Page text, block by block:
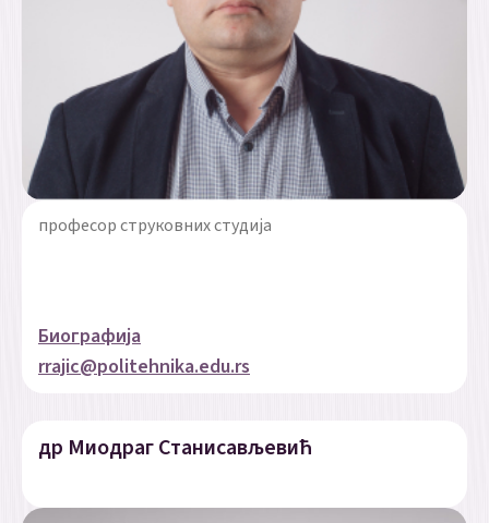
професор струковних студија
Биографија
rrajic@politehnika.edu.rs
др Миодраг Станисављевић